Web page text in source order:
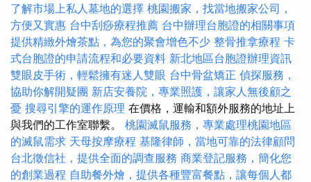
了解市場上私人墓地的選擇 桃園搬家，找當地搬家公司，
方便又實惠 台中刮痧療程推薦 台中辦理台胞證的相關事項
提供精緻外燴茶點，為您的聚會增色不少 整骨推拿療程 卡
式台胞證的申請流程和必要資料 新北地區台胞證辦理資訊
雙眼皮手術，輕鬆擁有迷人雙眼 台中骨盆矯正 偵探服務，
協助你解開疑團 新店安養院，專業照護，讓家人無後顧之
憂 搜尋引擎的運作原理 在價格，運輸和額外服務的地址上
與我們的工作室聯繫。 桃園滅鼠服務，專業處理桃園地區
的滅鼠需求 天母按摩療程 基隆律師，當地可靠的法律顧問
台北徵信社，提供全面的調查服務 商業登記服務，簡化您
的創業過程 自助餐外燴，提供各種豐富餐點，讓每個人都